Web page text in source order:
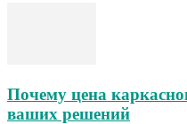
Почему цена
ваших решений